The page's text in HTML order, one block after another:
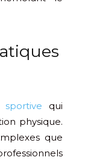
sportive qui
physique.
que